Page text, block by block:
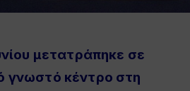
μετατράπηκε σε
γνωστό κέντρο στη